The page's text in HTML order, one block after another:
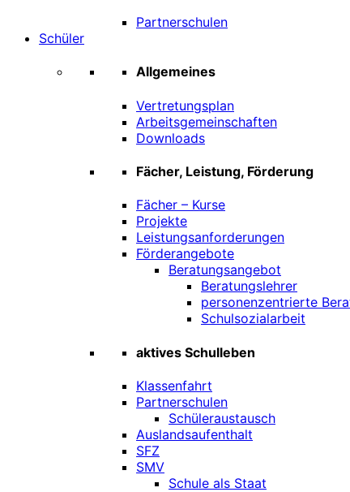
Partnerschulen
Schüler
Allgemeines
Vertretungsplan
Arbeitsgemeinschaften
Downloads
Fächer, Leistung, Förderung
Fächer – Kurse
Projekte
Leistungsanforderungen
Förderangebote
Beratungsangebot
Beratungslehrer
personenzentrierte
Schulsozialarbeit
aktives Schulleben
Klassenfahrt
Partnerschulen
Schüleraustausch
Auslandsaufenthalt
SFZ
SMV
Schule als Staat